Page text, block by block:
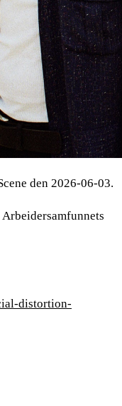
den 2026-06-03.
Arbeidersamfunnets
distortion-